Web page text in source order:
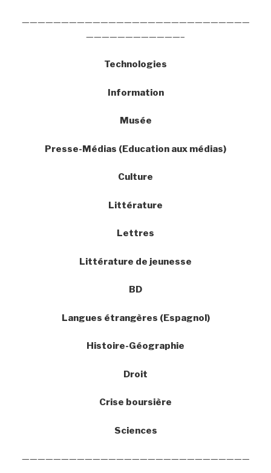
—————————————————————————————
————————————–
Technologies
Information
Musée
Presse-Médias (Education aux médias)
Culture
Littérature
Lettres
Littérature de jeunesse
BD
Langues étrangères (Espagnol)
Histoire-Géographie
Droit
Crise boursière
Sciences
—————————————————————————————